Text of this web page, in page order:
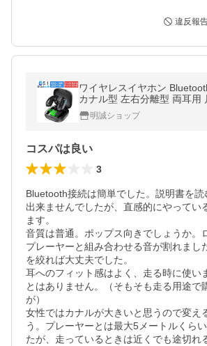
違反報
ワイヤレスイヤホン
カナル型 左右分離型 両耳用
ク内蔵 ハンズフリー Siri対応
保険加入済み製品・安心】
明誠ショップ
コスパは良い
3
Bluetooth接続は簡単でした。説明書を
出来ませんでしたが、直感的にやってい
ます。
音質は普通。ポップス向きでしょうか。
プレーヤーと組み合わせる音が割れまし
を絞れば大丈夫でした。
耳へのフィット感はよく、走る時に使い
とはありません。（そもそも走る用途で
が）
女性ではカナルが大きいと思うので変え
う。プレーヤーとは最大5メートルくら
たが、走っているときは近くでも途切れ